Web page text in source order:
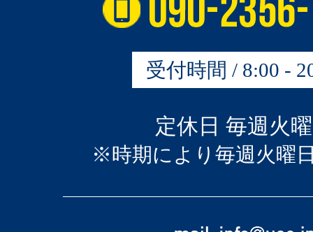
受付時間 / 8:00 -
定休日 毎週火
※時期により毎週火曜